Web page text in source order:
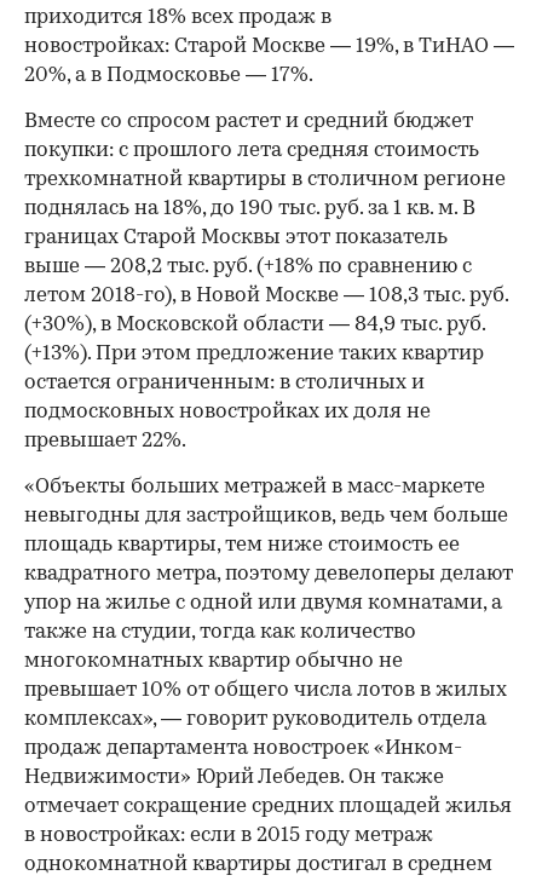
приходится 18% всех продаж в
новостройках: Старой Москве — 19%, в ТиНАО —
20%, а в Подмосковье — 17%.
Вместе со спросом растет и средний бюджет
покупки: с прошлого лета средняя стоимость
трехкомнатной квартиры в столичном регионе
поднялась на 18%, до 190 тыс. руб. за 1 кв. м. В
границах Старой Москвы этот показатель
выше — 208,2 тыс. руб. (+18% по сравнению с
летом 2018-го), в Новой Москве — 108,3 тыс. руб.
(+30%), в Московской области — 84,9 тыс. руб.
(+13%). При этом предложение таких квартир
остается ограниченным: в столичных и
подмосковных новостройках их доля не
превышает 22%.
«Объекты больших метражей в масс-маркете
невыгодны для застройщиков, ведь чем больше
площадь квартиры, тем ниже стоимость ее
квадратного метра, поэтому девелоперы делают
упор на жилье с одной или двумя комнатами, а
также на студии, тогда как количество
многокомнатных квартир обычно не
превышает 10% от общего числа лотов в жилых
комплексах», — говорит руководитель отдела
продаж департамента новостроек «Инком-
Недвижимости» Юрий Лебедев. Он также
отмечает сокращение средних площадей жилья
в новостройках: если в 2015 году метраж
однокомнатной квартиры достигал в среднем